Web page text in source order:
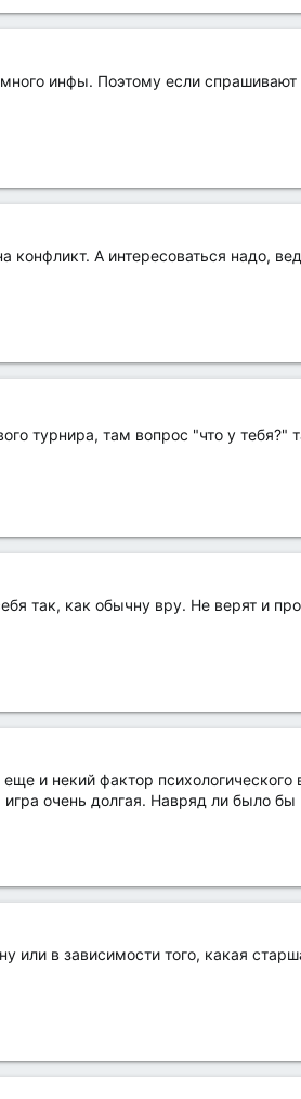
инфы. Поэтому если спрашивают
конфликт. А интересоваться надо,
турнира, там вопрос "что у
так, как обычну вру. Не верят и
и некий фактор
очень долгая. Навряд ли было
или в зависимости того, какая